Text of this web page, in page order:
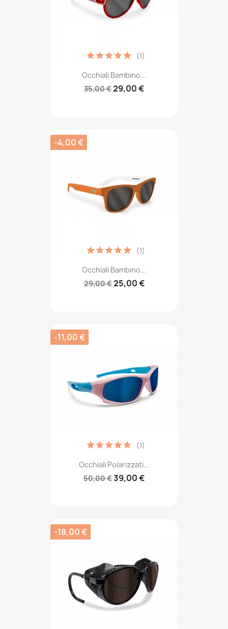
Occhiali Bambino...
35,00 €29,00 €
(1)
Occhiali Bambino...
29,00 €25,00 €
(1)
-4,00 €
Occhiali Polarizzati...
50,00 €39,00 €
(1)
-11,00 €
-18,00 €